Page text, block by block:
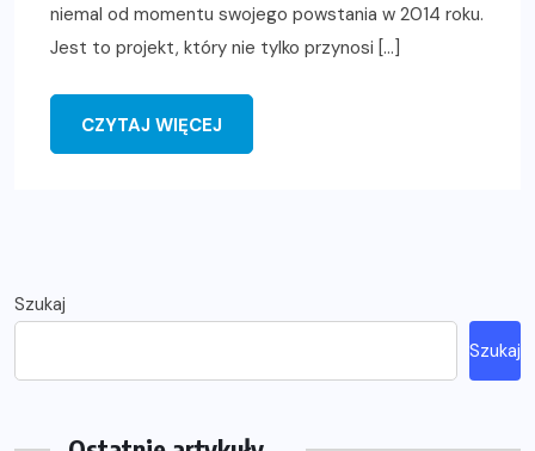
niemal od momentu swojego powstania w 2014 roku.
Jest to projekt, który nie tylko przynosi […]
CZYTAJ WIĘCEJ
Szukaj
Szukaj